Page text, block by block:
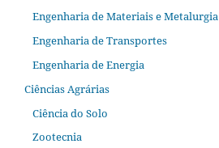
Engenharia de Materiais e Metalurgia
Engenharia de Transportes
Engenharia de Energia
Ciências Agrárias
Ciência do Solo
Zootecnia